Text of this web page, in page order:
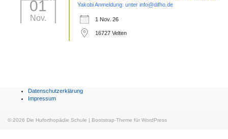
01
Nov.
Yakobi Anmeldung: unter info@difho.de
1 Nov. 26
16727 Velten
Datenschutzerklärung
Impressum
© 2026 Die Huforthopädie Schule | Bootstrap-Theme für WordPress